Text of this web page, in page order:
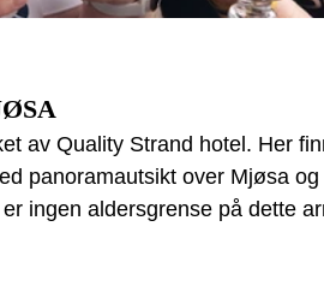
av Quality Strand hotel. Her
panoramautsikt over Mjøsa
ingen aldersgrense på dette